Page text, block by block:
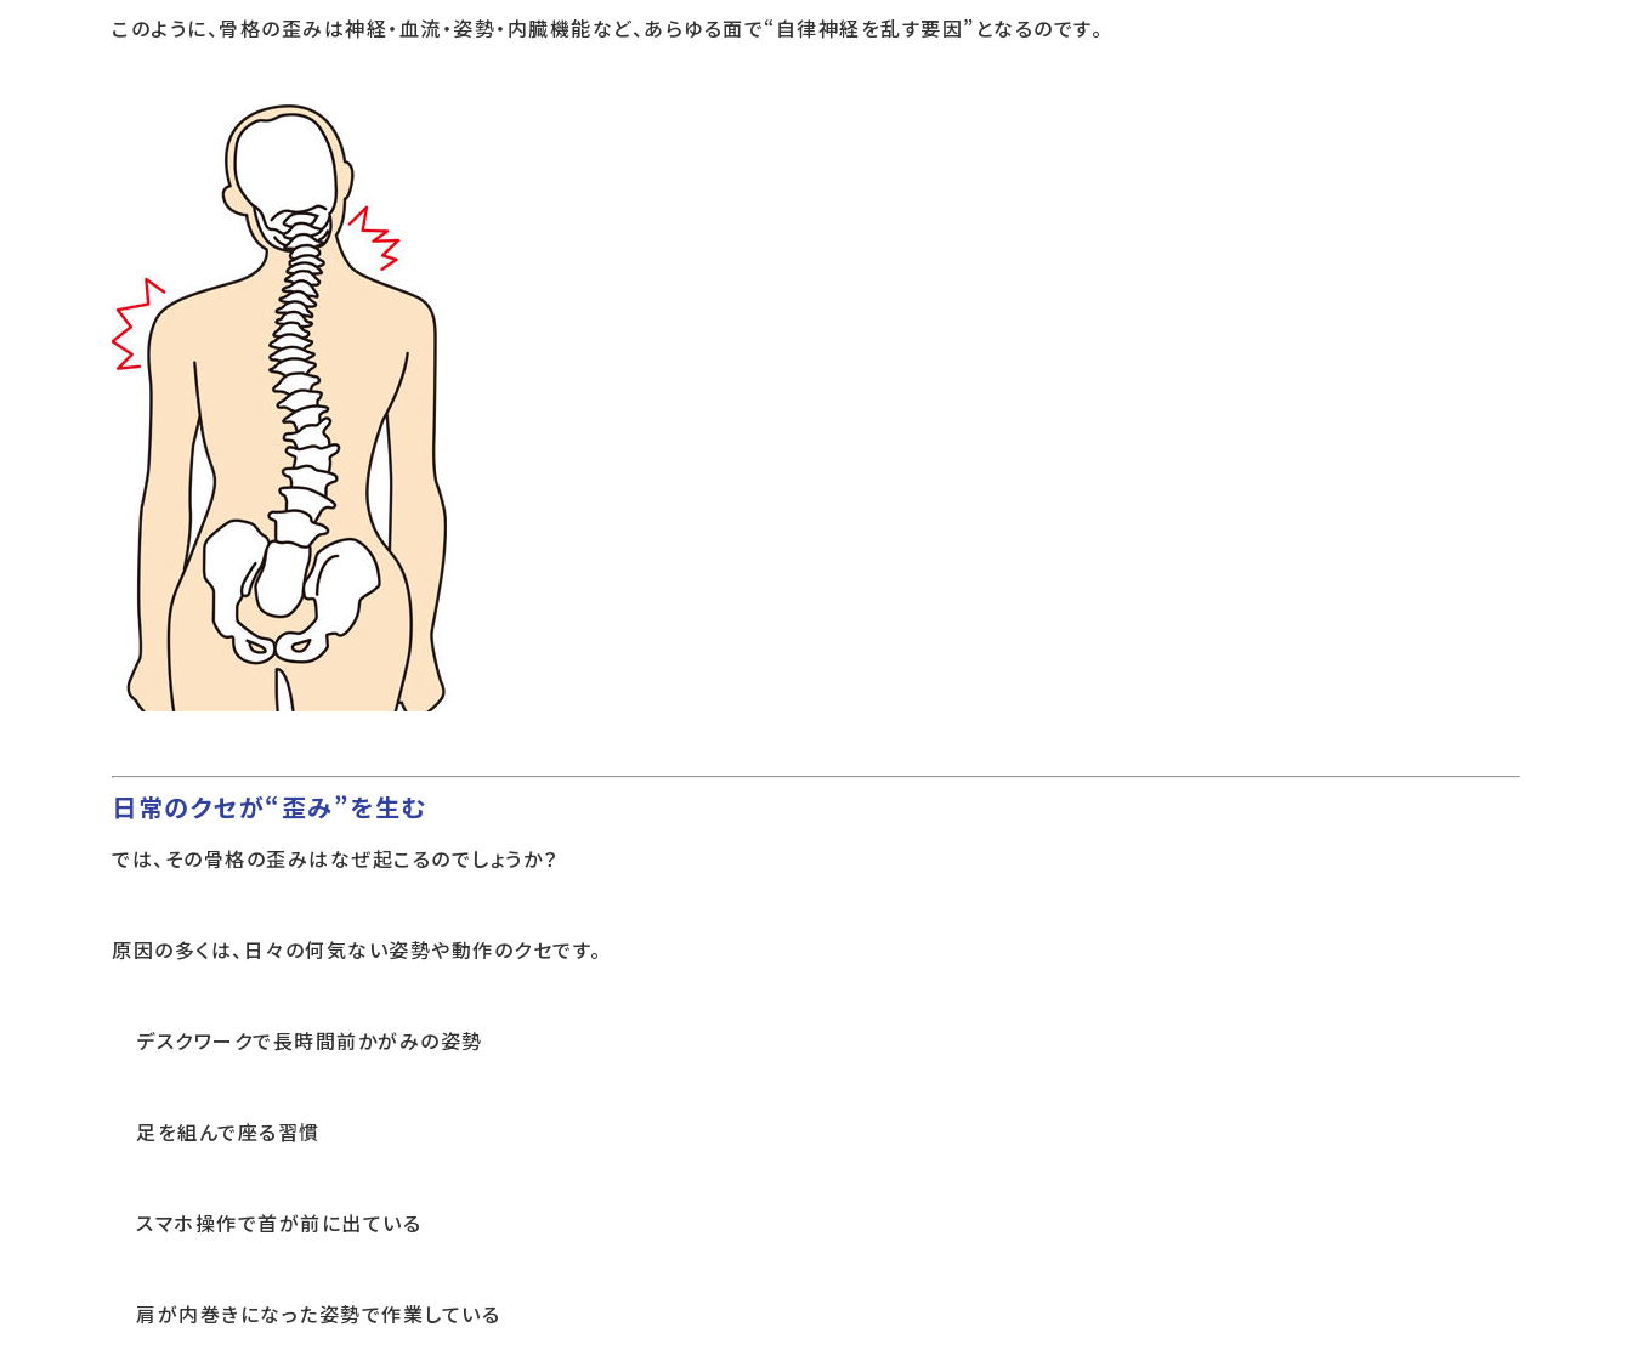
このように、骨格の歪みは神経・血流・姿勢・内臓機能など、あらゆる面で“自律神経を乱す要因”となるのです。
日常のクセが“歪み”を生む
では、その骨格の歪みはなぜ起こるのでしょうか？
原因の多くは、日々の何気ない姿勢や動作のクセです。
デスクワークで長時間前かがみの姿勢
足を組んで座る習慣
スマホ操作で首が前に出ている
肩が内巻きになった姿勢で作業している